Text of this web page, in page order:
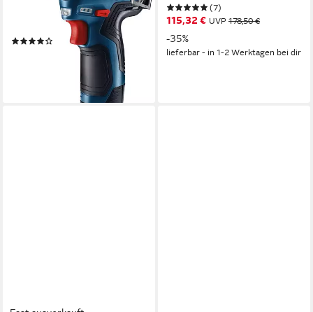
(Set), inkl. 2 Akkus, Ladegerät
351,05 €
lieferbar - in 1-2 Werktagen bei dir
(7)
115,32 € UVP 178,50 €
-35%
lieferbar - in 1-2 Werktagen bei dir